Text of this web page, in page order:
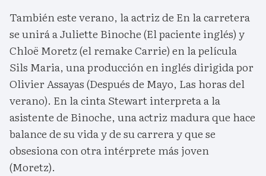
También este verano, la actriz de En la carretera
se unirá a Juliette Binoche (El paciente inglés) y
Chloë Moretz (el remake Carrie) en la película
Sils Maria, una producción en inglés dirigida por
Olivier Assayas (Después de Mayo, Las horas del
verano). En la cinta Stewart interpreta a la
asistente de Binoche, una actriz madura que hace
balance de su vida y de su carrera y que se
obsesiona con otra intérprete más joven
(Moretz).